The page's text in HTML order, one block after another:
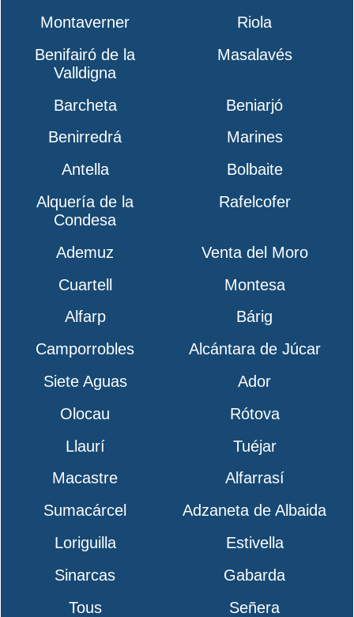
Montaverner
Riola
Benifairó de la
Valldigna
Masalavés
Barcheta
Beniarjó
Benirredrá
Marines
Antella
Bolbaite
Alquería de la
Condesa
Rafelcofer
Ademuz
Venta del Moro
Cuartell
Montesa
Alfarp
Bárig
Camporrobles
Alcántara de Júcar
Siete Aguas
Ador
Olocau
Rótova
Llaurí
Tuéjar
Macastre
Alfarrasí
Sumacárcel
Adzaneta de Albaida
Loriguilla
Estivella
Sinarcas
Gabarda
Tous
Señera